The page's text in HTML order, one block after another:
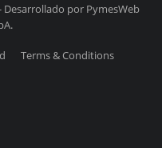
por PymesWeb
Terms & Conditions